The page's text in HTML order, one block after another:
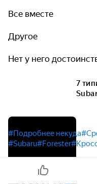
Все вместе
Другое
Нет у него
7
#Подробнее некуда
#Subaru#Forester